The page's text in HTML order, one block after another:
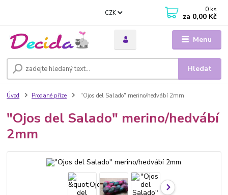
Menu
CZK
Hledat
0 ks
za 0,00 Kč
Úvod Prodané příze "Ojos del Salado" merino/hedvábí 2mm
"Ojos del Salado" merino/hedvábí
2mm